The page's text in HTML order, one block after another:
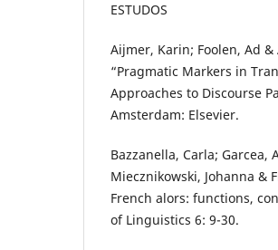
ESTUDOS
Aijmer, Karin; Foolen, Ad
“Pragmatic Markers in
Approaches to Discourse
Amsterdam: Elsevier.
Bazzanella, Carla; Garcea,
Miecznikowski, Johanna &
French alors: functions,
of Linguistics 6: 9-30.